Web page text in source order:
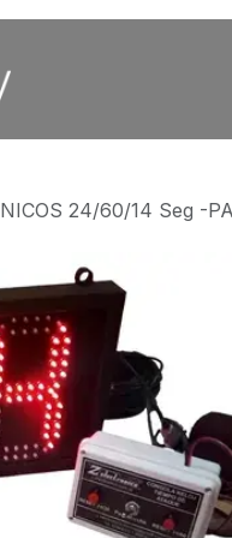
24/60/14 Seg -